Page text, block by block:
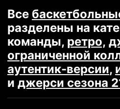
Все
разделены на
команды, ретро,
ограниченной
аутентик-версии,
и джерси сезона